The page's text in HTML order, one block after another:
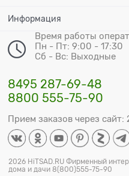
Информация
Время работы
Пн - Пт: 9:00 - 17:30
Сб - Вс: Выходные
8495 287-69-48
8800 555-75-90
Прием заказов через сайт:
2026 HiTSAD.RU Фирменный
дома и дачи 8(800)555-75-90